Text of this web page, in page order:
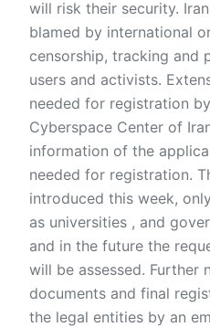
will risk their security.
blamed by international
censorship, tracking and
users and activists.
needed for registration
Cyberspace Center of
information of the
needed for registration.
introduced this week,
as universities , and
and in the future the
will be assessed. Further
documents and final
the legal entities by an